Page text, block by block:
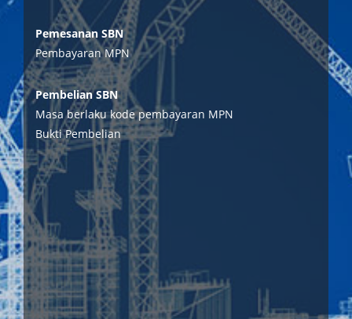
Pemesanan SBN
Pembayaran MPN
Pembelian SBN
Masa berlaku kode pembayaran MPN
Bukti Pembelian